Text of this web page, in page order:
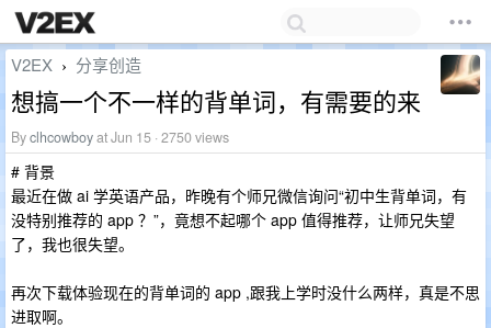
V2EX › 分享创造
想搞一个不一样的背单词，有需要的来
Byclhcowboyat Jun 15 · 2750 views
# 背景
最近在做 ai 学英语产品，昨晚有个师兄微信询问“初中生背单词，有
没特别推荐的 app ？”，竟想不起哪个 app 值得推荐，让师兄失望
了，我也很失望。
再次下载体验现在的背单词的 app ,跟我上学时没什么两样，真是不思
进取啊。